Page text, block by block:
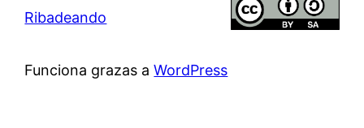
Ribadeando
Funciona grazas aWordPress